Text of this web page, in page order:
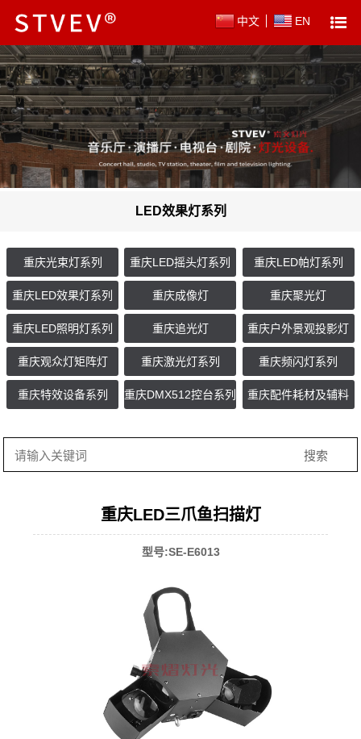
中文 EN
LED效果灯系列
重庆光束灯系列 重庆LED摇头灯系列 重庆LED帕灯系列
重庆LED效果灯系列 重庆成像灯 重庆聚光灯
重庆LED照明灯系列 重庆追光灯 重庆户外景观投影灯
重庆观众灯矩阵灯 重庆激光灯系列 重庆频闪灯系列
重庆特效设备系列 重庆DMX512控台系列 重庆配件耗材及辅料
重庆LED三爪鱼扫描灯
型号:SE-E6013